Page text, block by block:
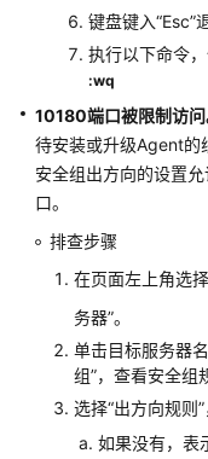
破
线
检
查
网
防
篡
改
器
安
键盘键入“Esc”
执行以下命令，
:wq
10180端口被限制访问
待安装或升级Agent的
安全组出方向的设置
口。
排查步骤
在页面左上角选择
务器”。
单击目标服务器
组”，查看安全组
选择“出方向规则”
如果没有，表